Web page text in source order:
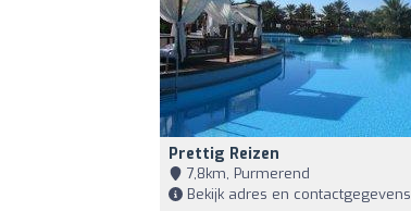
Prettig Reizen
7,8km, Purmerend
Bekijk adres en contactgegevens